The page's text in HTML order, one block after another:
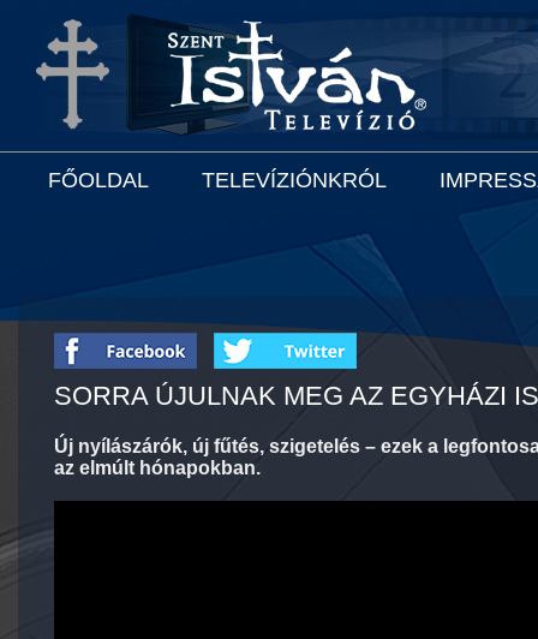
FŐOLDAL TELEVÍZIÓNKRÓL
SORRA ÚJULNAK MEG AZ EGYHÁZI
Új nyílászárók, új fűtés, szigetelés – ezek a
az elmúlt hónapokban.